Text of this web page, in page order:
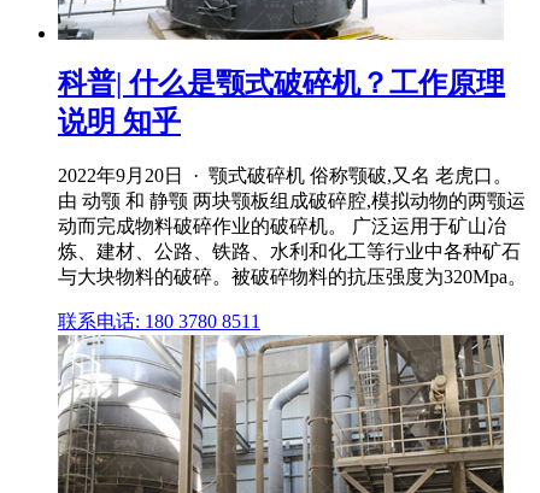
科普| 什么是颚式破碎机？工作原理
说明 知乎
2022年9月20日 · 颚式破碎机 俗称颚破,又名 老虎口。
由 动颚 和 静颚 两块颚板组成破碎腔,模拟动物的两颚运
动而完成物料破碎作业的破碎机。 广泛运用于矿山冶
炼、建材、公路、铁路、水利和化工等行业中各种矿石
与大块物料的破碎。被破碎物料的抗压强度为320Mpa。
联系电话: 180 3780 8511